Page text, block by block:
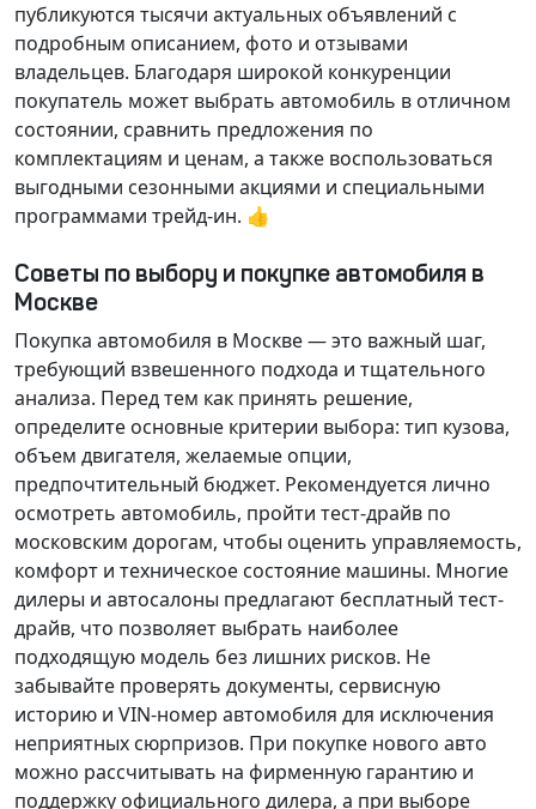
публикуются тысячи актуальных объявлений с
подробным описанием, фото и отзывами
владельцев. Благодаря широкой конкуренции
покупатель может выбрать автомобиль в отличном
состоянии, сравнить предложения по
комплектациям и ценам, а также воспользоваться
выгодными сезонными акциями и специальными
программами трейд-ин. 👍
Советы по выбору и покупке автомобиля в
Москве
Покупка автомобиля в Москве — это важный шаг,
требующий взвешенного подхода и тщательного
анализа. Перед тем как принять решение,
определите основные критерии выбора: тип кузова,
объем двигателя, желаемые опции,
предпочтительный бюджет. Рекомендуется лично
осмотреть автомобиль, пройти тест-драйв по
московским дорогам, чтобы оценить управляемость,
комфорт и техническое состояние машины. Многие
дилеры и автосалоны предлагают бесплатный тест-
драйв, что позволяет выбрать наиболее
подходящую модель без лишних рисков. Не
забывайте проверять документы, сервисную
историю и VIN-номер автомобиля для исключения
неприятных сюрпризов. При покупке нового авто
можно рассчитывать на фирменную гарантию и
поддержку официального дилера, а при выборе